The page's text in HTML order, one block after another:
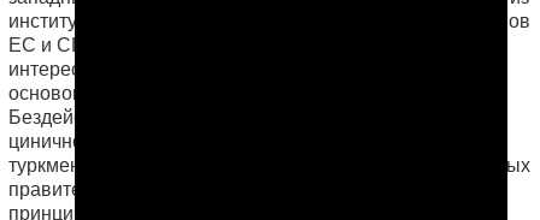
институтов Европейского Союза, отдельных стран-членов
ЕС и США. Для них политические и экономические
интересы стали приоритетными по отношению к
основополагающим ценностям прав человека.
Бездействие многих дипломатов и чиновников и их
циничное отношение к жертвам авторитарного
туркменского режима дискредитируют риторику западных
правительств о правах человека. Отсутствие
принципиальной позиции по вопросам прав человека